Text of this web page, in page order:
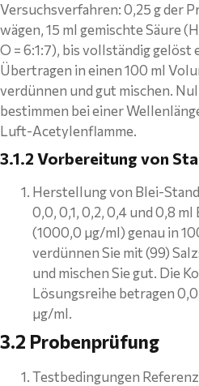
Versuchsverfahren: 0,25 g der
wägen, 15 ml gemischte Säure
O = 6:1:7), bis vollständig
Übertragen in einen 100 ml
verdünnen und gut mischen.
bestimmen bei einer
Luft-Acetylenflamme.
3.1.2 Vorbereitung von
Herstellung von Blei-
0,0, 0,1, 0,2, 0,4 und 0,8
(1000,0 μg/ml) genau in
verdünnen Sie mit (99)
und mischen Sie gut. Die
Lösungsreihe betragen
μg/ml.
3.2 Probenprüfung
Testbedingungen